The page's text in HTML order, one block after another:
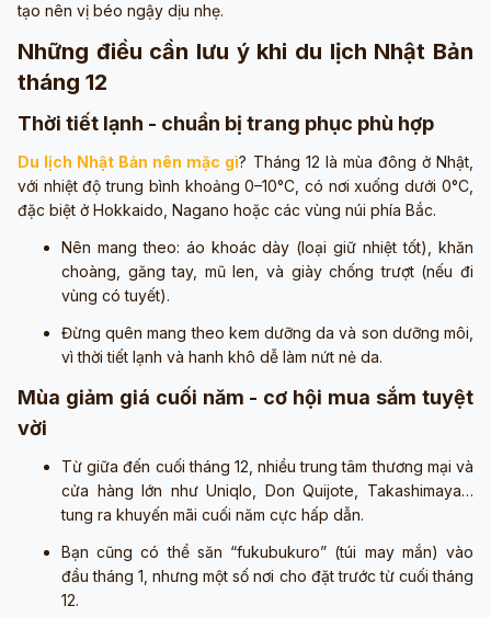
tạo nên vị béo ngậy dịu nhẹ.
Những điều cần lưu ý khi du lịch Nhật Bản
tháng 12
Thời tiết lạnh - chuẩn bị trang phục phù hợp
Du lịch Nhật Bản nên mặc gì? Tháng 12 là mùa đông ở Nhật,
với nhiệt độ trung bình khoảng 0–10°C, có nơi xuống dưới 0°C,
đặc biệt ở Hokkaido, Nagano hoặc các vùng núi phía Bắc.
Nên mang theo: áo khoác dày (loại giữ nhiệt tốt), khăn
choàng, găng tay, mũ len, và giày chống trượt (nếu đi
vùng có tuyết).
Đừng quên mang theo kem dưỡng da và son dưỡng môi,
vì thời tiết lạnh và hanh khô dễ làm nứt nẻ da.
Mùa giảm giá cuối năm - cơ hội mua sắm tuyệt
vời
Từ giữa đến cuối tháng 12, nhiều trung tâm thương mại và
cửa hàng lớn như Uniqlo, Don Quijote, Takashimaya…
tung ra khuyến mãi cuối năm cực hấp dẫn.
Bạn cũng có thể săn “fukubukuro” (túi may mắn) vào
đầu tháng 1, nhưng một số nơi cho đặt trước từ cuối tháng
12.